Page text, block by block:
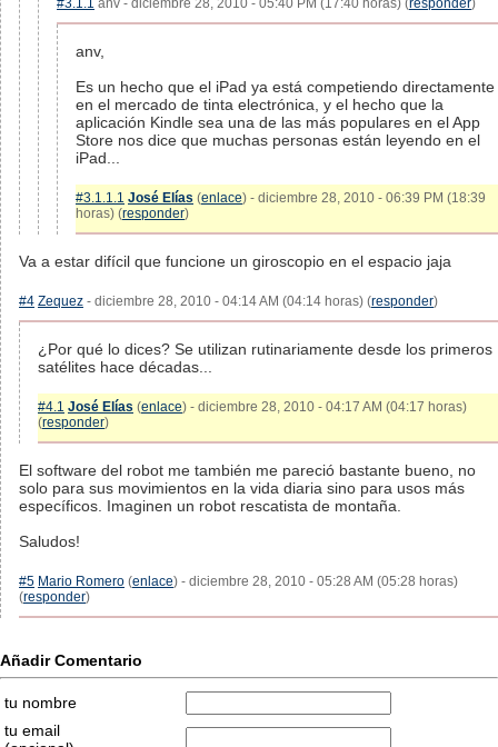
#3.1.1 anv - diciembre 28, 2010 - 05:40 PM (17:40 horas) (responder)
anv,
Es un hecho que el iPad ya está competiendo directamente
en el mercado de tinta electrónica, y el hecho que la
aplicación Kindle sea una de las más populares en el App
Store nos dice que muchas personas están leyendo en el
iPad...
#3.1.1.1 José Elías (enlace) - diciembre 28, 2010 - 06:39 PM (18:39
horas) (responder)
Va a estar difícil que funcione un giroscopio en el espacio jaja
#4 Zequez - diciembre 28, 2010 - 04:14 AM (04:14 horas) (responder)
¿Por qué lo dices? Se utilizan rutinariamente desde los primeros
satélites hace décadas...
#4.1 José Elías (enlace) - diciembre 28, 2010 - 04:17 AM (04:17 horas)
(responder)
El software del robot me también me pareció bastante bueno, no
solo para sus movimientos en la vida diaria sino para usos más
específicos. Imaginen un robot rescatista de montaña.
Saludos!
#5 Mario Romero (enlace) - diciembre 28, 2010 - 05:28 AM (05:28 horas)
(responder)
Añadir Comentario
tu nombre
tu email